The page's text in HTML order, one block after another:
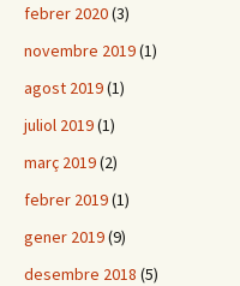
febrer 2020(3)
novembre 2019(1)
agost 2019(1)
juliol 2019(1)
març 2019(2)
febrer 2019(1)
gener 2019(9)
desembre 2018 (5)